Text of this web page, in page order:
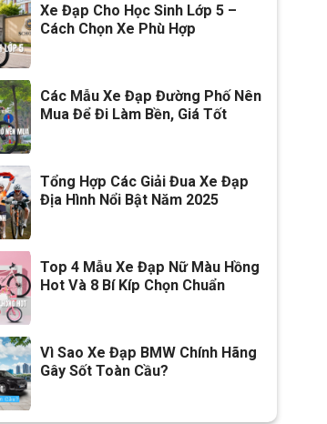
1 tầng
18 inch
Hợp kim thép
nhằm nâng cao chất lượng
sản phẩm.
Xe Đạp Cho Học Sinh Lớp 5 –
Cách Chọn Xe Phù Hợp
Các Mẫu Xe Đạp Đường Phố Nên
Mua Để Đi Làm Bền, Giá Tốt
Tổng Hợp Các Giải Đua Xe Đạp
Địa Hình Nổi Bật Năm 2025
Top 4 Mẫu Xe Đạp Nữ Màu Hồng
Hot Và 8 Bí Kíp Chọn Chuẩn
Vì Sao Xe Đạp BMW Chính Hãng
Gây Sốt Toàn Cầu?